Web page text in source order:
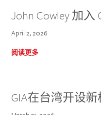
John Cowley 加
April 2, 2026
阅读更多
GIA在台湾开设